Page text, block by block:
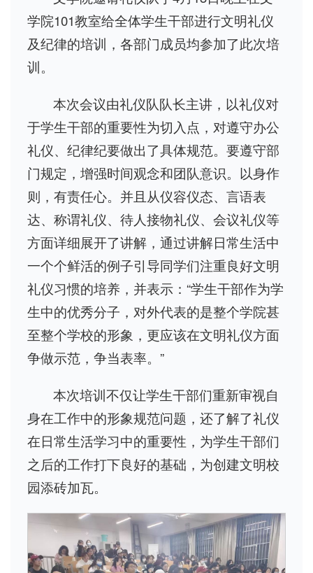
学院101教室给全体学生干部进行文明礼仪
及纪律的培训，各部门成员均参加了此次培
训。
本次会议由礼仪队队长主讲，以礼仪对
于学生干部的重要性为切入点，对遵守办公
礼仪、纪律纪要做出了具体规范。要遵守部
门规定，增强时间观念和团队意识。以身作
则，有责任心。并且从仪容仪态、言语表
达、称谓礼仪、待人接物礼仪、会议礼仪等
方面详细展开了讲解，通过讲解日常生活中
一个个鲜活的例子引导同学们注重良好文明
礼仪习惯的培养，并表示：“学生干部作为学
生中的优秀分子，对外代表的是整个学院甚
至整个学校的形象，更应该在文明礼仪方面
争做示范，争当表率。”
本次培训不仅让学生干部们重新审视自
身在工作中的形象规范问题，还了解了礼仪
在日常生活学习中的重要性，为学生干部们
之后的工作打下良好的基础，为创建文明校
园添砖加瓦。